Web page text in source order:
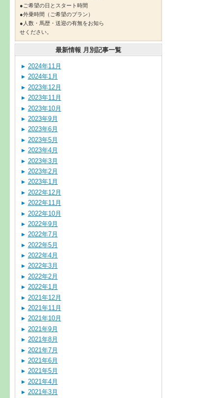
●ご希望の日とスタート時間
●外乗時間（ご希望のプラン）
●人数・馬歴・送迎の有無をお知ら
せください。
最新情報 月別記事一覧
2024年11月
2024年1月
2023年12月
2023年11月
2023年10月
2023年9月
2023年6月
2023年5月
2023年4月
2023年3月
2023年2月
2023年1月
2022年12月
2022年11月
2022年10月
2022年9月
2022年7月
2022年5月
2022年4月
2022年3月
2022年2月
2022年1月
2021年12月
2021年11月
2021年10月
2021年9月
2021年8月
2021年7月
2021年6月
2021年5月
2021年4月
2021年3月